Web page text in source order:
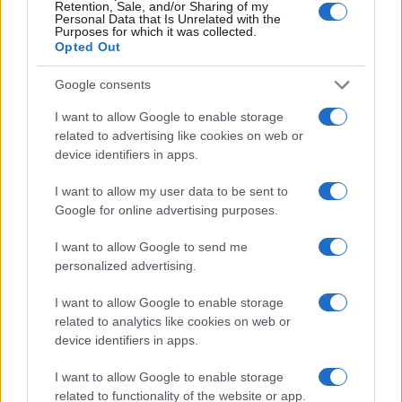
Retention, Sale, and/or Sharing of my
Personal Data that Is Unrelated with the
Purposes for which it was collected.
Opted Out
Google consents
I want to allow Google to enable storage
related to advertising like cookies on web or
device identifiers in apps.
I want to allow my user data to be sent to
Google for online advertising purposes.
I want to allow Google to send me
personalized advertising.
I want to allow Google to enable storage
related to analytics like cookies on web or
device identifiers in apps.
I want to allow Google to enable storage
related to functionality of the website or app.
Durante iprimi sei mesi del 2023i nodi da
sciogliere saranno molteplici ed interesseranno
tutte le aree del globo eccezion fatta per Oceania
ed America Latina che subiranno in maniera meno
intensiva il riassetto mondiale; parliamo di
nflazione, immigrazione, energia, banca
digitale ed occupazione, cinque punti cruciali
per la ripresa di economie e mercati finanziari che
hanno pesantemente risentito dei periodi critici
politiche finanziarie da parte delle banche centrali
le cui decisioni hanno messo in seria difficoltà
pubblico, disoccupazione ed un sesto della